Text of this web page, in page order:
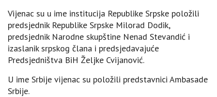
Vijenac su u ime institucija Republike Srpske položili
predsjednik Republike Srpske Milorad Dodik,
predsjednik Narodne skupštine Nenad Stevandić i
izaslanik srpskog člana i predsjedavajuće
Predsjedništva BiH Željke Cvijanović.
U ime Srbije vijenac su položili predstavnici Ambasade
Srbije.